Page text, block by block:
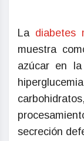
La diabetes
muestra
azúcar en
secreción